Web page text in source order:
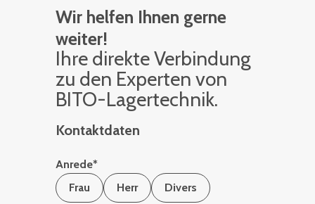
Wir helfen Ihnen gerne
weiter!
Ihre di­rek­te Ver­bin­dung
zu den Ex­per­ten von
BITO-La­ger­tech­nik.
Kontaktdaten
Anrede*
Frau
Herr Divers